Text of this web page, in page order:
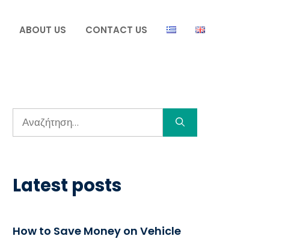
ABOUT US CONTACT US
Αναζήτηση
για:
Latest posts
How to Save Money on Vehicle